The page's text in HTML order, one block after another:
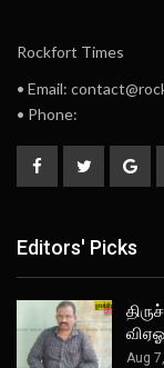
Rockfort Times
• Email:
• Phone:
Editors' Picks
Aug